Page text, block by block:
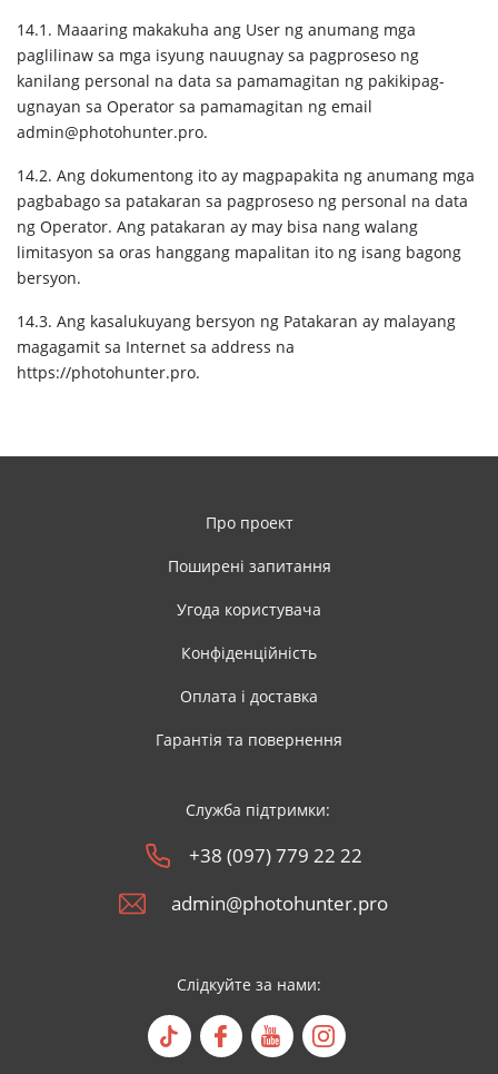
14.1. Maaaring makakuha ang User ng anumang mga
paglilinaw sa mga isyung nauugnay sa pagproseso ng
kanilang personal na data sa pamamagitan ng pakikipag-
ugnayan sa Operator sa pamamagitan ng email
admin@photohunter.pro.
14.2. Ang dokumentong ito ay magpapakita ng anumang mga
pagbabago sa patakaran sa pagproseso ng personal na data
ng Operator. Ang patakaran ay may bisa nang walang
limitasyon sa oras hanggang mapalitan ito ng isang bagong
bersyon.
14.3. Ang kasalukuyang bersyon ng Patakaran ay malayang
magagamit sa Internet sa address na
https://photohunter.pro.
Про проект
Поширені запитання
Угода користувача
Конфіденційність
Оплата і доставка
Гарантія та повернення
Служба підтримки:
+38 (097) 779 22 22
admin@photohunter.pro
Слідкуйте за нами: